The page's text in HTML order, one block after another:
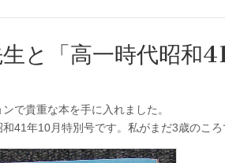
と「高一時代昭和
で貴重な本を手に入れました。
41年10月特別号です。私がまだ3歳のころ